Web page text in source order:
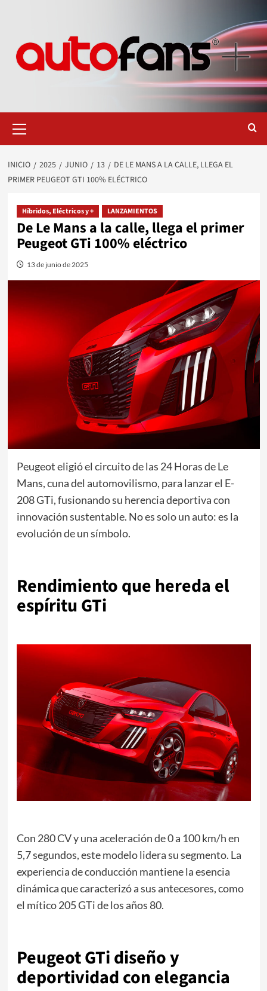
primario
INICIO 2025 JUNIO 13
DE LE MANS A LA CALLE, LLEGA EL
PRIMER PEUGEOT GTI 100% ELÉCTRICO
Híbridos, Eléctricos y + LANZAMIENTOS
De Le Mans a la calle, llega el primer
Peugeot GTi 100% eléctrico
13 de junio de 2025
Peugeot eligió el circuito de las 24 Horas de Le
Mans, cuna del automovilismo, para lanzar el E-
208 GTi, fusionando su herencia deportiva con
innovación sustentable. No es solo un auto: es la
evolución de un símbolo.
Rendimiento que hereda el
espíritu GTi
Con 280 CV y una aceleración de 0 a 100 km/h en
5,7 segundos, este modelo lidera su segmento. La
experiencia de conducción mantiene la esencia
dinámica que caracterizó a sus antecesores, como
el mítico 205 GTi de los años 80.
Peugeot GTi diseño y
deportividad con elegancia